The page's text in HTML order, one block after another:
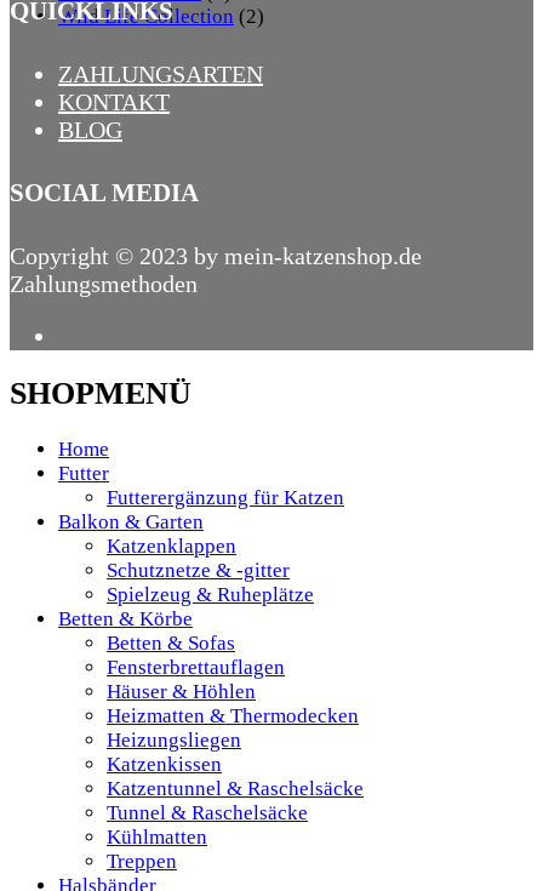
Wild Life Collection (2)
QUICKLINKS
ZAHLUNGSARTEN
KONTAKT
BLOG
SOCIAL MEDIA
Copyright © 2023 by mein-katzenshop.de
Zahlungsmethoden
SHOPMENÜ
Home
Futter
Futterergänzung für Katzen
Balkon & Garten
Katzenklappen
Schutznetze & -gitter
Spielzeug & Ruheplätze
Betten & Körbe
Betten & Sofas
Fensterbrettauflagen
Häuser & Höhlen
Heizmatten & Thermodecken
Heizungsliegen
Katzenkissen
Katzentunnel & Raschelsäcke
Tunnel & Raschelsäcke
Kühlmatten
Treppen
Halsbänder